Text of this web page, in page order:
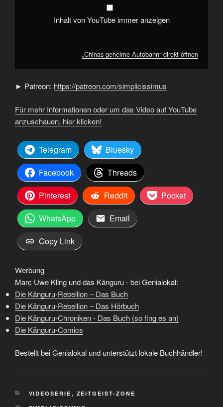
Inhalt von YouTube immer anzeigen
„Chinas geheime Autobahn“ direkt öffnen
► Patreon: https://patreon.com/simplicissimus
Für mehr Informationen oder um das Video auf YouTube
anzuschauen, hier klicken!
Telegram
Bluesky
Facebook
Threads
Pinterest
Reddit
Pocket
WhatsApp
Email
Copy Link
Werbung
Marc Uwe Kling und das Känguru - bei Genialokal:
Die Känguru-Rebellion – Das Buch
Die Känguru-Rebellion – Das Hörbuch
Die Känguru-Chroniken - Das Buch (so fing es an)
Die Känguru-Comics
Bestellt bei Genialokal und unterstützt lokale Buchhändler!
KATEGORIEN
VIDEOSERIE , ZEITGEIST-ZONE